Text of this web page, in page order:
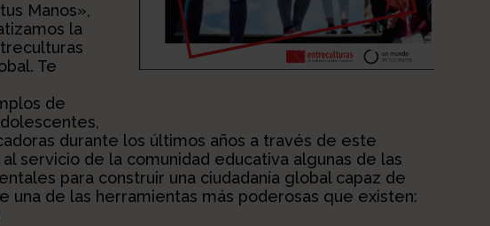
Manos»,
la
Te
de
durante los últimos años a través de este
servicio de la comunidad educativa algunas de las
para construir una ciudadanía global capaz de
una de las herramientas más poderosas que existen: